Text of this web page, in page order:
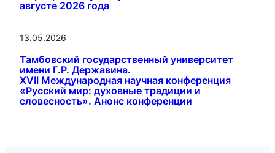
августе 2026 года
13.05.2026
Тамбовский государственный университет
имени Г.Р. Державина.
XVII Международная научная конференция
«Русский мир: духовные традиции и
словесность». Анонс конференции